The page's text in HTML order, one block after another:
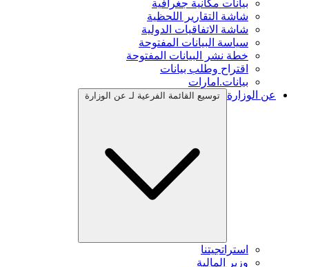
بيانات مكانية جغرافية
شاشة التقارير اللحظية
شاشة الاتفاقيات الدولية
سياسة البيانات المفتوحة
خطة نشر البيانات المفتوحة
اقتراح وطلب بيانات
بيانات.امارات
عن الوزارة
توسيع القائمة الفرعية لـ عن الوزارة
استراتجيتنا
وزير المالية